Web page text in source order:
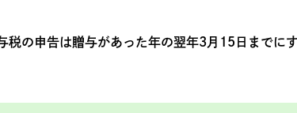
税の申告は贈与があった年の翌年3月15日までに